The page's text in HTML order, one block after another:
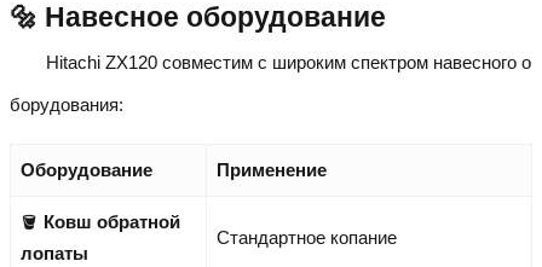
🔩 Навесное оборудование
Hitachi ZX120 совместим с широким спектром навесного о
борудования:
Оборудование Применение
🪣 Ковш обратной
лопаты
Стандартное копание